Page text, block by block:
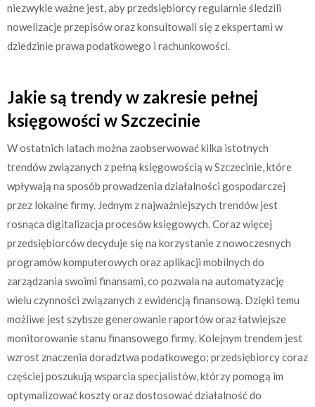
niezwykle ważne jest, aby przedsiębiorcy regularnie śledzili
nowelizacje przepisów oraz konsultowali się z ekspertami w
dziedzinie prawa podatkowego i rachunkowości.
Jakie są trendy w zakresie pełnej
księgowości w Szczecinie
W ostatnich latach można zaobserwować kilka istotnych
trendów związanych z pełną księgowością w Szczecinie, które
wpływają na sposób prowadzenia działalności gospodarczej
przez lokalne firmy. Jednym z najważniejszych trendów jest
rosnąca digitalizacja procesów księgowych. Coraz więcej
przedsiębiorców decyduje się na korzystanie z nowoczesnych
programów komputerowych oraz aplikacji mobilnych do
zarządzania swoimi finansami, co pozwala na automatyzację
wielu czynności związanych z ewidencją finansową. Dzięki temu
możliwe jest szybsze generowanie raportów oraz łatwiejsze
monitorowanie stanu finansowego firmy. Kolejnym trendem jest
wzrost znaczenia doradztwa podatkowego; przedsiębiorcy coraz
częściej poszukują wsparcia specjalistów, którzy pomogą im
optymalizować koszty oraz dostosować działalność do